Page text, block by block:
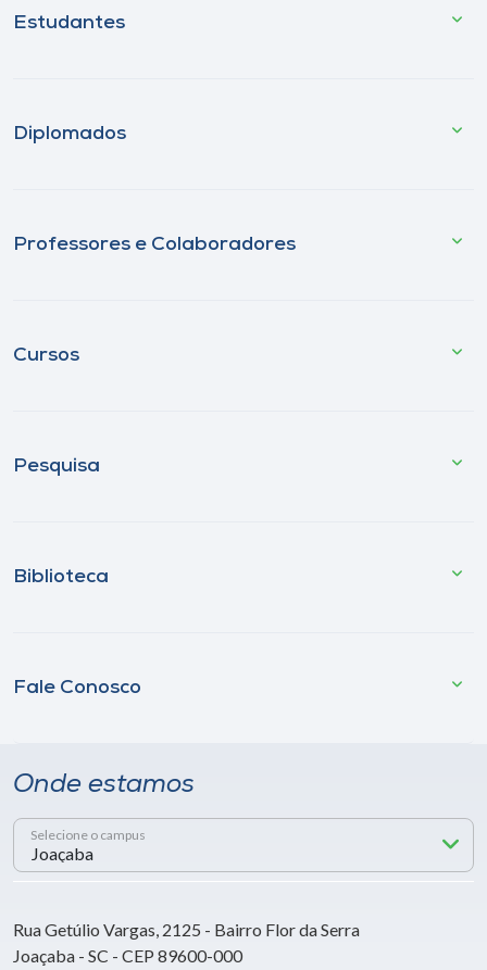
Estudantes
Diplomados
Professores e Colaboradores
Cursos
Pesquisa
Biblioteca
Fale Conosco
Onde estamos
Selecione o campus
Rua Getúlio Vargas, 2125 - Bairro Flor da Serra
Joaçaba - SC - CEP 89600-000